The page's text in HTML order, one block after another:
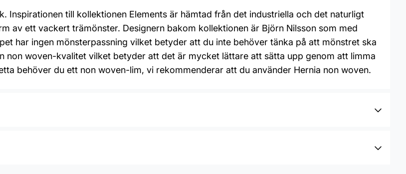
Inspirationen till kollektionen Elements är hämtad från det industriella och det naturligt
av ett vackert trämönster. Designern bakom kollektionen är Björn Nilsson som med
har ingen mönsterpassning vilket betyder att du inte behöver tänka på att mönstret ska
non woven-kvalitet vilket betyder att det är mycket lättare att sätta upp genom att limma
behöver du ett non woven-lim, vi rekommenderar att du använder Hernia non woven.